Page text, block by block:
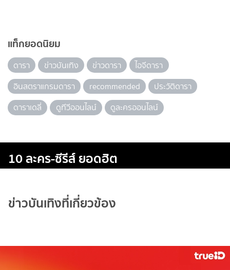
แท็กยอดนิยม
ดารา ข่าวบันเทิง ข่าวดารา
ไอจีดารา
อินสตราแกรมดารา
recommended
ประวัติดารา
ดาราเดลี่
ดูทีวีออนไลน์ ดูละครออนไลน์
10 ละคร-ซีรีส์ ยอดฮิต
ข่าวบันเทิงที่เกี่ยวข้อง